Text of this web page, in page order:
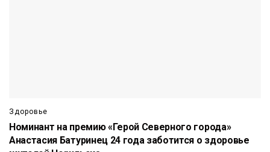
Здоровье
Номинант на премию «Герой Северного города»
Анастасия Батуринец 24 года заботится о здоровье